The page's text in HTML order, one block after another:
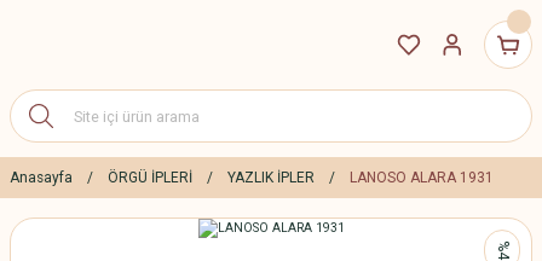
Anasayfa ÖRGÜ İPLERİ YAZLIK İPLER LANOSO ALARA 1931
%4